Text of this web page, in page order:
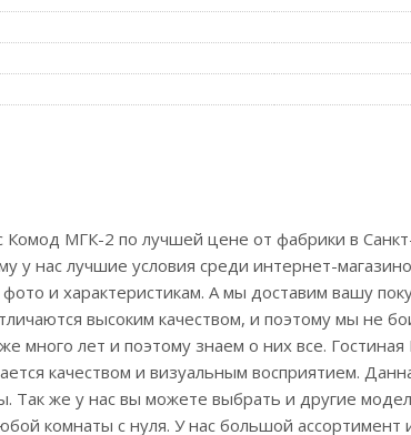
Комод МГК-2 по лучшей цене от фабрики в
у нас лучшие условия среди интернет-
и характеристикам. А мы доставим вашу
высоким качеством, и поэтому мы не
много лет и поэтому знаем о них все.
качеством и визуальным восприятием.
Так же у нас вы можете выбрать и другие
комнаты с нуля. У нас большой